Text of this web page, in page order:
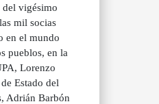
del vigésimo
mil socias
en el mundo
pueblos, en la
Lorenzo
Estado del
Adrián Barbón